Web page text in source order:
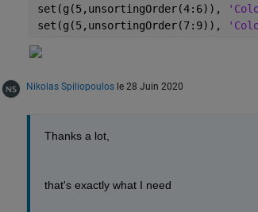
set(g(5,unsortingOrder(4:6)),
set(g(5,unsortingOrder(7:9)),
Nikolas Spiliopoulos le 28 Juin 2020
Thanks a lot,
that's exactly what I need